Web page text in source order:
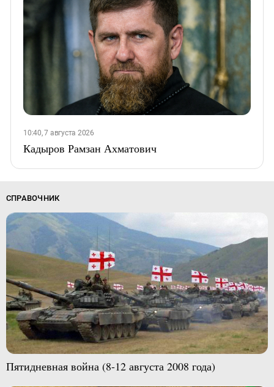
10:40, 7 августа 2026
Кадыров Рамзан Ахматович
СПРАВОЧНИК
Пятидневная война (8-12 августа 2008 года)